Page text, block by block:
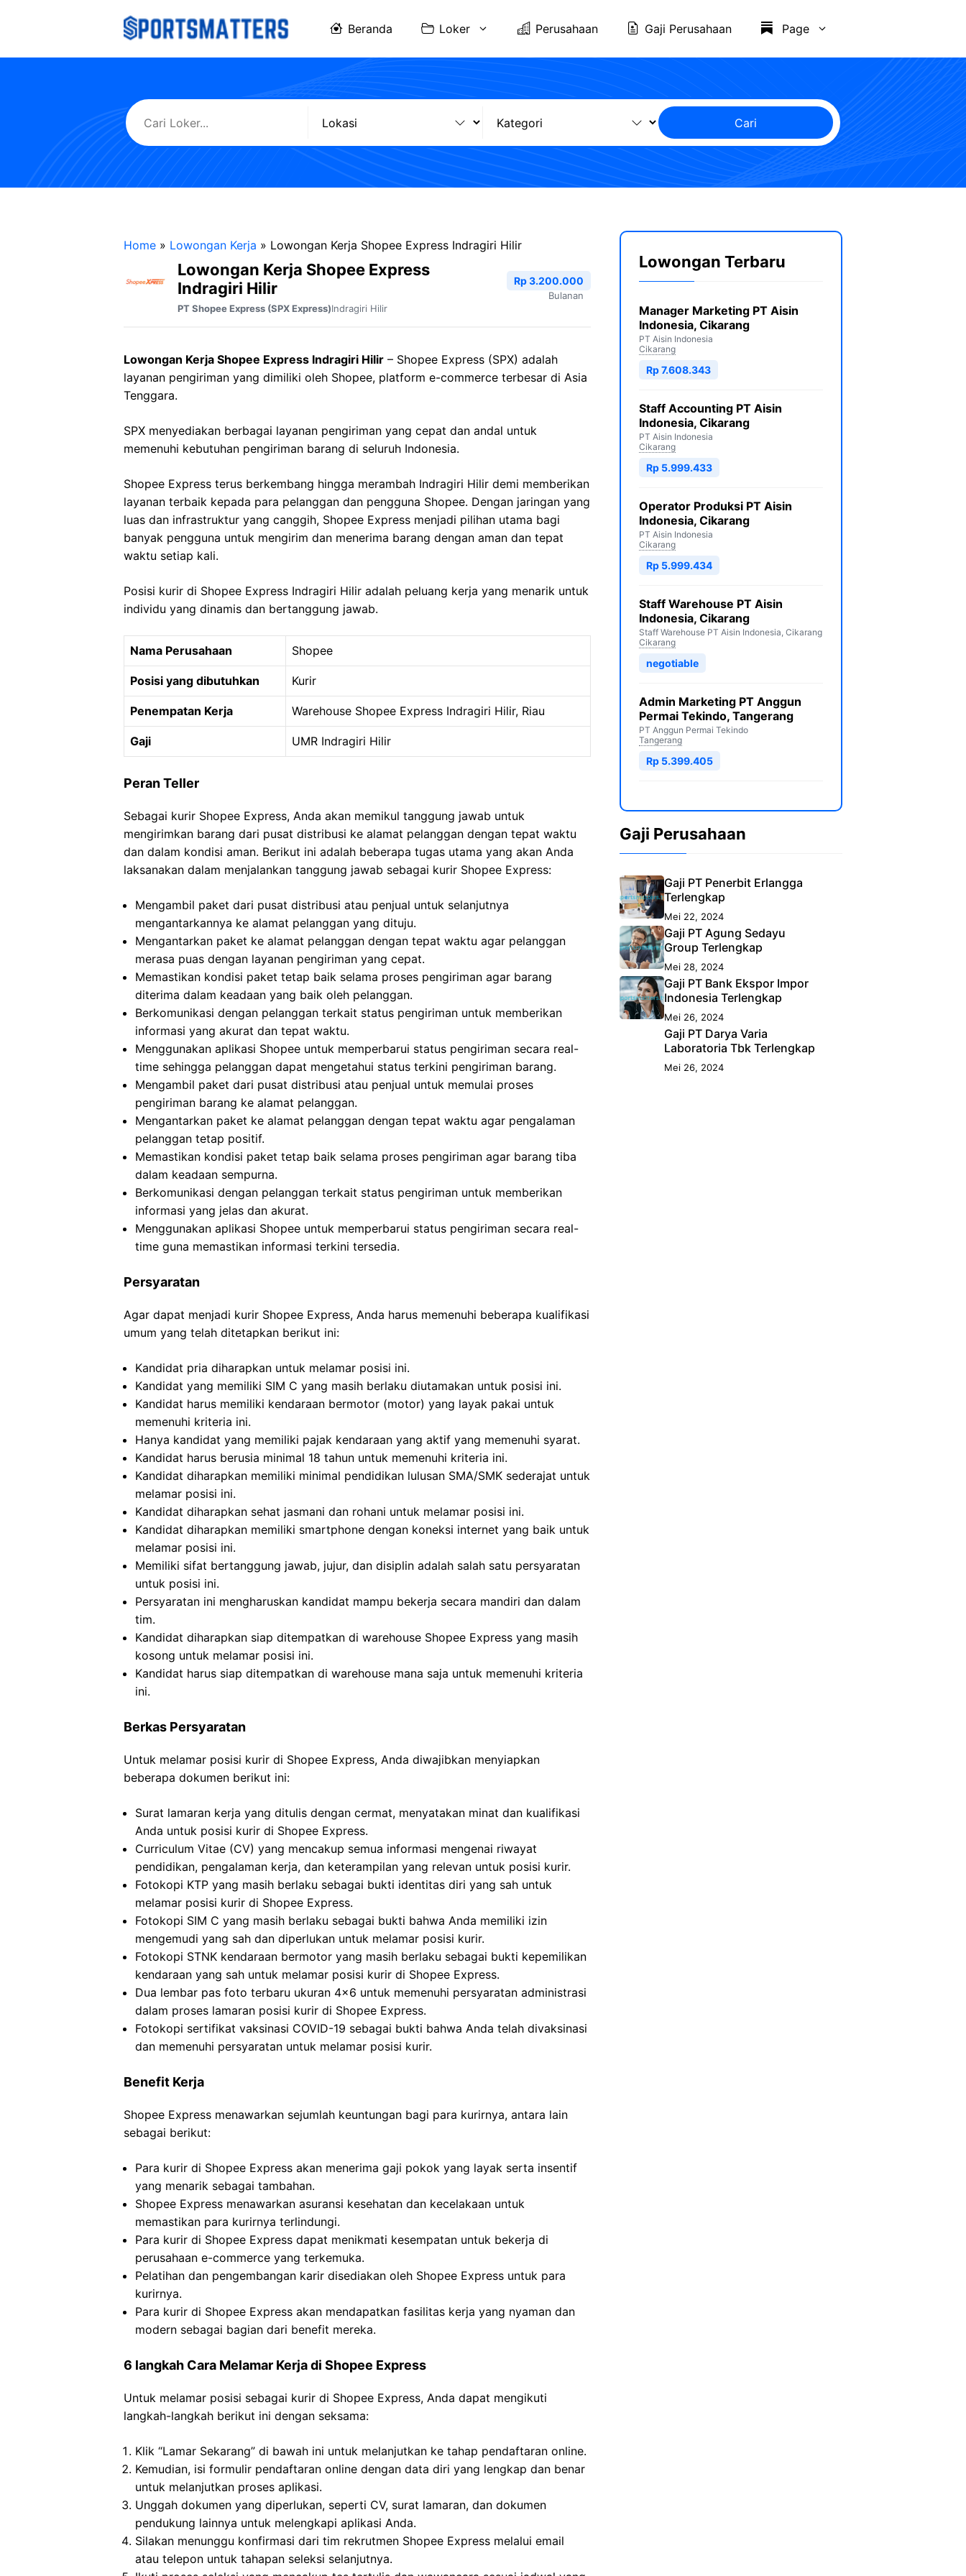
Beranda Loker Perusahaan Gaji Perusahaan Page
Cari
Home » Lowongan Kerja » Lowongan Kerja Shopee Express Indragiri Hilir
Lowongan Kerja Shopee Express
Indragiri Hilir
PT Shopee Express (SPX Express)Indragiri Hilir
Rp 3.200.000
Bulanan
Lowongan Kerja Shopee Express Indragiri Hilir – Shopee Express (SPX) adalah
layanan pengiriman yang dimiliki oleh Shopee, platform e-commerce terbesar di Asia
Tenggara.
SPX menyediakan berbagai layanan pengiriman yang cepat dan andal untuk
memenuhi kebutuhan pengiriman barang di seluruh Indonesia.
Shopee Express terus berkembang hingga merambah Indragiri Hilir demi memberikan
layanan terbaik kepada para pelanggan dan pengguna Shopee. Dengan jaringan yang
luas dan infrastruktur yang canggih, Shopee Express menjadi pilihan utama bagi
banyak pengguna untuk mengirim dan menerima barang dengan aman dan tepat
waktu setiap kali.
Posisi kurir di Shopee Express Indragiri Hilir adalah peluang kerja yang menarik untuk
individu yang dinamis dan bertanggung jawab.
Nama Perusahaan Shopee
Posisi yang dibutuhkan Kurir
Penempatan Kerja Warehouse Shopee Express Indragiri Hilir, Riau
Gaji UMR Indragiri Hilir
Peran Teller
Sebagai kurir Shopee Express, Anda akan memikul tanggung jawab untuk
mengirimkan barang dari pusat distribusi ke alamat pelanggan dengan tepat waktu
dan dalam kondisi aman. Berikut ini adalah beberapa tugas utama yang akan Anda
laksanakan dalam menjalankan tanggung jawab sebagai kurir Shopee Express:
Mengambil paket dari pusat distribusi atau penjual untuk selanjutnya
mengantarkannya ke alamat pelanggan yang dituju.
Mengantarkan paket ke alamat pelanggan dengan tepat waktu agar pelanggan
merasa puas dengan layanan pengiriman yang cepat.
Memastikan kondisi paket tetap baik selama proses pengiriman agar barang
diterima dalam keadaan yang baik oleh pelanggan.
Berkomunikasi dengan pelanggan terkait status pengiriman untuk memberikan
informasi yang akurat dan tepat waktu.
Menggunakan aplikasi Shopee untuk memperbarui status pengiriman secara real-
time sehingga pelanggan dapat mengetahui status terkini pengiriman barang.
Mengambil paket dari pusat distribusi atau penjual untuk memulai proses
pengiriman barang ke alamat pelanggan.
Mengantarkan paket ke alamat pelanggan dengan tepat waktu agar pengalaman
pelanggan tetap positif.
Memastikan kondisi paket tetap baik selama proses pengiriman agar barang tiba
dalam keadaan sempurna.
Berkomunikasi dengan pelanggan terkait status pengiriman untuk memberikan
informasi yang jelas dan akurat.
Menggunakan aplikasi Shopee untuk memperbarui status pengiriman secara real-
time guna memastikan informasi terkini tersedia.
Persyaratan
Agar dapat menjadi kurir Shopee Express, Anda harus memenuhi beberapa kualifikasi
umum yang telah ditetapkan berikut ini:
Kandidat pria diharapkan untuk melamar posisi ini.
Kandidat yang memiliki SIM C yang masih berlaku diutamakan untuk posisi ini.
Kandidat harus memiliki kendaraan bermotor (motor) yang layak pakai untuk
memenuhi kriteria ini.
Hanya kandidat yang memiliki pajak kendaraan yang aktif yang memenuhi syarat.
Kandidat harus berusia minimal 18 tahun untuk memenuhi kriteria ini.
Kandidat diharapkan memiliki minimal pendidikan lulusan SMA/SMK sederajat untuk
melamar posisi ini.
Kandidat diharapkan sehat jasmani dan rohani untuk melamar posisi ini.
Kandidat diharapkan memiliki smartphone dengan koneksi internet yang baik untuk
melamar posisi ini.
Memiliki sifat bertanggung jawab, jujur, dan disiplin adalah salah satu persyaratan
untuk posisi ini.
Persyaratan ini mengharuskan kandidat mampu bekerja secara mandiri dan dalam
tim.
Kandidat diharapkan siap ditempatkan di warehouse Shopee Express yang masih
kosong untuk melamar posisi ini.
Kandidat harus siap ditempatkan di warehouse mana saja untuk memenuhi kriteria
ini.
Berkas Persyaratan
Untuk melamar posisi kurir di Shopee Express, Anda diwajibkan menyiapkan
beberapa dokumen berikut ini:
Surat lamaran kerja yang ditulis dengan cermat, menyatakan minat dan kualifikasi
Anda untuk posisi kurir di Shopee Express.
Curriculum Vitae (CV) yang mencakup semua informasi mengenai riwayat
pendidikan, pengalaman kerja, dan keterampilan yang relevan untuk posisi kurir.
Fotokopi KTP yang masih berlaku sebagai bukti identitas diri yang sah untuk
melamar posisi kurir di Shopee Express.
Fotokopi SIM C yang masih berlaku sebagai bukti bahwa Anda memiliki izin
mengemudi yang sah dan diperlukan untuk melamar posisi kurir.
Fotokopi STNK kendaraan bermotor yang masih berlaku sebagai bukti kepemilikan
kendaraan yang sah untuk melamar posisi kurir di Shopee Express.
Dua lembar pas foto terbaru ukuran 4×6 untuk memenuhi persyaratan administrasi
dalam proses lamaran posisi kurir di Shopee Express.
Fotokopi sertifikat vaksinasi COVID-19 sebagai bukti bahwa Anda telah divaksinasi
dan memenuhi persyaratan untuk melamar posisi kurir.
Benefit Kerja
Shopee Express menawarkan sejumlah keuntungan bagi para kurirnya, antara lain
sebagai berikut:
Para kurir di Shopee Express akan menerima gaji pokok yang layak serta insentif
yang menarik sebagai tambahan.
Shopee Express menawarkan asuransi kesehatan dan kecelakaan untuk
memastikan para kurirnya terlindungi.
Para kurir di Shopee Express dapat menikmati kesempatan untuk bekerja di
perusahaan e-commerce yang terkemuka.
Pelatihan dan pengembangan karir disediakan oleh Shopee Express untuk para
kurirnya.
Para kurir di Shopee Express akan mendapatkan fasilitas kerja yang nyaman dan
modern sebagai bagian dari benefit mereka.
6 langkah Cara Melamar Kerja di Shopee Express
Untuk melamar posisi sebagai kurir di Shopee Express, Anda dapat mengikuti
langkah-langkah berikut ini dengan seksama:
Klik “Lamar Sekarang” di bawah ini untuk melanjutkan ke tahap pendaftaran online.
Kemudian, isi formulir pendaftaran online dengan data diri yang lengkap dan benar
untuk melanjutkan proses aplikasi.
Unggah dokumen yang diperlukan, seperti CV, surat lamaran, dan dokumen
pendukung lainnya untuk melengkapi aplikasi Anda.
Silakan menunggu konfirmasi dari tim rekrutmen Shopee Express melalui email
atau telepon untuk tahapan seleksi selanjutnya.
Lowongan Terbaru
Manager Marketing PT Aisin
Indonesia, Cikarang
PT Aisin Indonesia
Cikarang
Rp 7.608.343
Staff Accounting PT Aisin
Indonesia, Cikarang
PT Aisin Indonesia
Cikarang
Rp 5.999.433
Operator Produksi PT Aisin
Indonesia, Cikarang
PT Aisin Indonesia
Cikarang
Rp 5.999.434
Staff Warehouse PT Aisin
Indonesia, Cikarang
Staff Warehouse PT Aisin Indonesia, Cikarang
Cikarang
negotiable
Admin Marketing PT Anggun
Permai Tekindo, Tangerang
PT Anggun Permai Tekindo
Tangerang
Rp 5.399.405
Gaji Perusahaan
Gaji PT Penerbit Erlangga
Terlengkap
Mei 22, 2024
Gaji PT Agung Sedayu
Group Terlengkap
Mei 28, 2024
Gaji PT Bank Ekspor Impor
Indonesia Terlengkap
Mei 26, 2024
Gaji PT Darya Varia
Laboratoria Tbk Terlengkap
Mei 26, 2024